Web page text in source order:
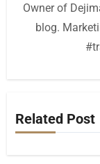
Owner of
blog.
Related Post